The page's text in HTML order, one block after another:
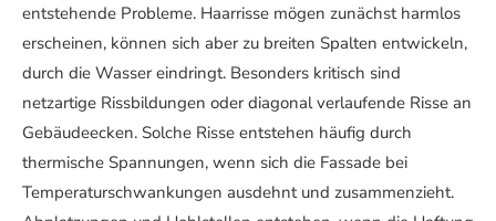
entstehende Probleme. Haarrisse mögen zunächst harmlos
erscheinen, können sich aber zu breiten Spalten entwickeln,
durch die Wasser eindringt. Besonders kritisch sind
netzartige Rissbildungen oder diagonal verlaufende Risse an
Gebäudeecken. Solche Risse entstehen häufig durch
thermische Spannungen, wenn sich die Fassade bei
Temperaturschwankungen ausdehnt und zusammenzieht.